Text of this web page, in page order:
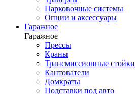
Парковочные системы
Опции и аксессуары
Гаражное
Гаражное
Прессы
Краны
Трансмиссионные стойки
Кантователи
Домкраты
Подставки под авто